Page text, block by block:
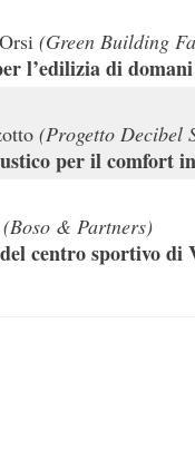
(Green Building
l’edilizia di
(Progetto Decibel
per il comfort
(Boso & Partners)
centro sportivo di